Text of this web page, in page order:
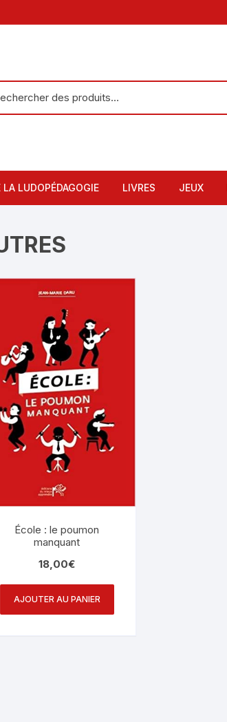
LA LUDOPÉDAGOGIE LIVRES JEUX
École : le poumon
manquant
18,00€
AJOUTER AU PANIER